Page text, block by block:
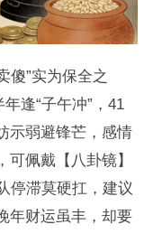
傻”实为保全之
逢“子午冲”，41
示弱避锋芒，感情
可佩戴【八卦镜】
停滞莫硬扛，建议
年财运虽丰，却要